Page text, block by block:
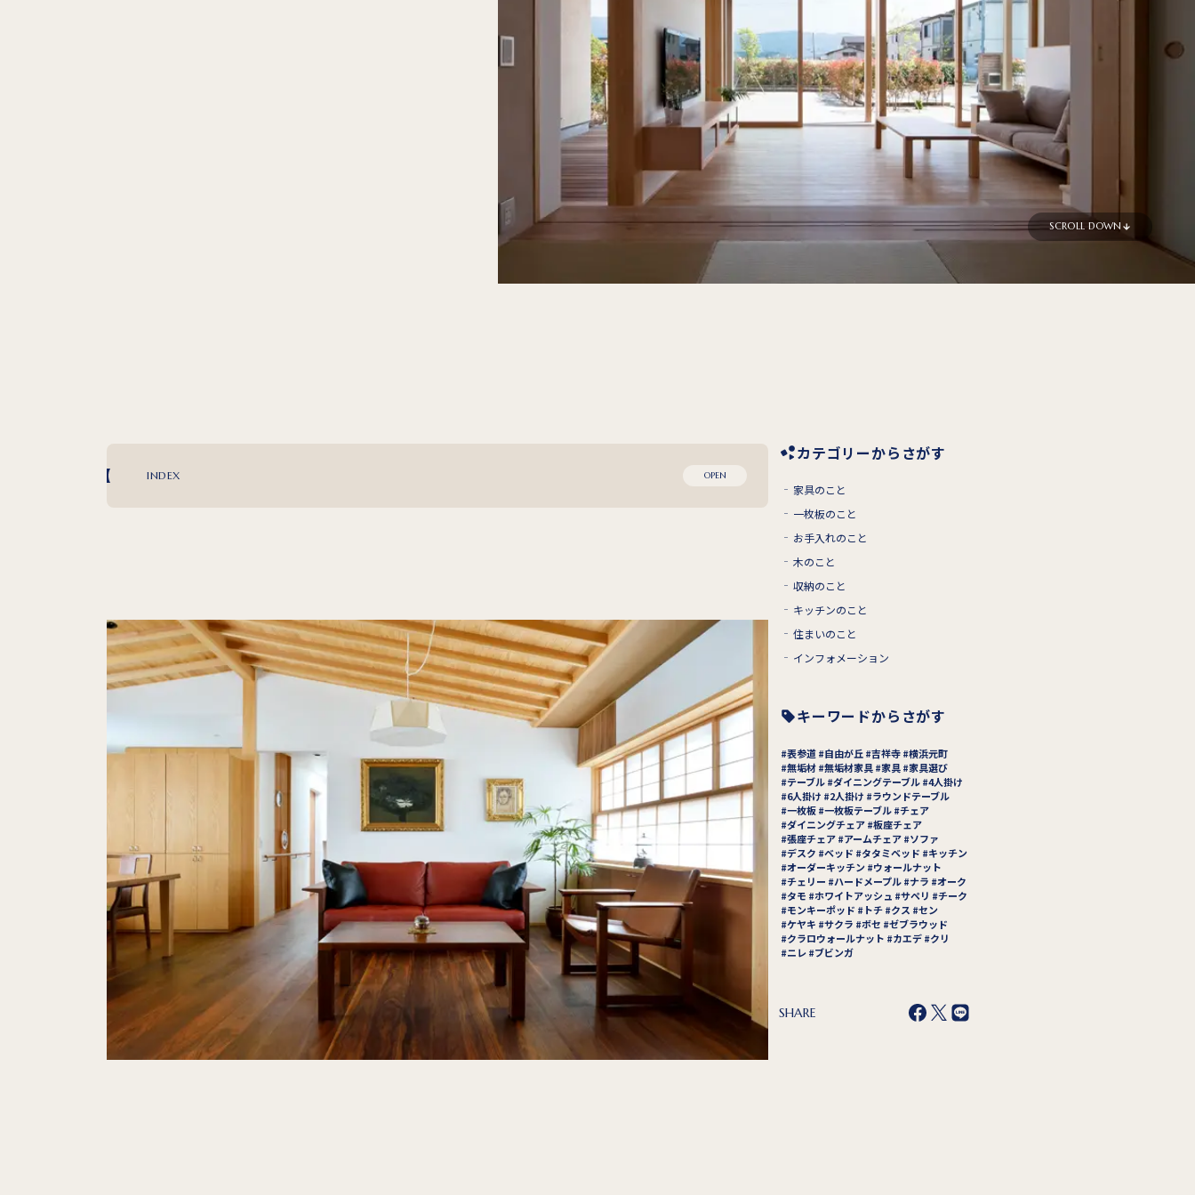
SCROLL DOWN
INDEX OPEN
カテゴリーからさがす
家具のこと
一枚板のこと
お手入れのこと
木のこと
収納のこと
キッチンのこと
住まいのこと
インフォメーション
キーワードからさがす
表参道 自由が丘 吉祥寺 横浜元町
無垢材 無垢材家具 家具
家具選び
テーブル ダイニングテーブル 4人掛け
6人掛け
2人掛け
ラウンドテーブル
一枚板 一枚板テーブル チェア
ダイニングチェア 板座チェア
張座チェア
アームチェア
ソファ
デスク
ベッド タタミベッド
キッチン
オーダーキッチン
ウォールナット
チェリー
ハードメープル ナラ
オーク
タモ
ホワイトアッシュ サペリ
チーク
モンキーポッド
トチ クス
セン
ケヤキ
サクラ ボセ
ゼブラウッド
クラロウォールナット
カエデ
クリ
ニレ
ブビンガ
SHARE